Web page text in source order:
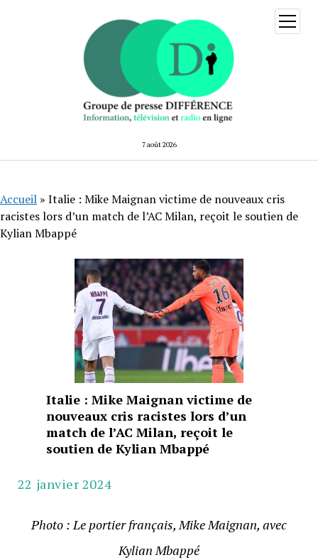
7 août 2026
ouvrir
menu
Accueil » Italie : Mike Maignan victime de nouveaux cris
racistes lors d’un match de l’AC Milan, reçoit le soutien de
Kylian Mbappé
Italie : Mike Maignan victime de
nouveaux cris racistes lors d’un
match de l’AC Milan, reçoit le
soutien de Kylian Mbappé
22 janvier 2024
Photo : Le portier français, Mike Maignan, avec
Kylian Mbappé